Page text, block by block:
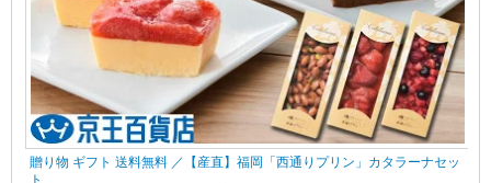
贈り物 ギフト 送料無料 ／【産直】福岡「西通りプリン」カタラーナセッ
ト